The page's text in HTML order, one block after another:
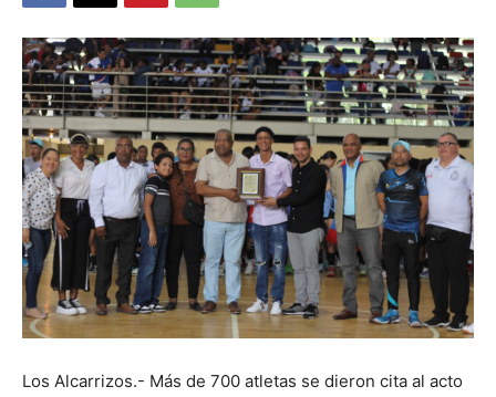
Los Alcarrizos.- Más de 700 atletas se dieron cita al acto